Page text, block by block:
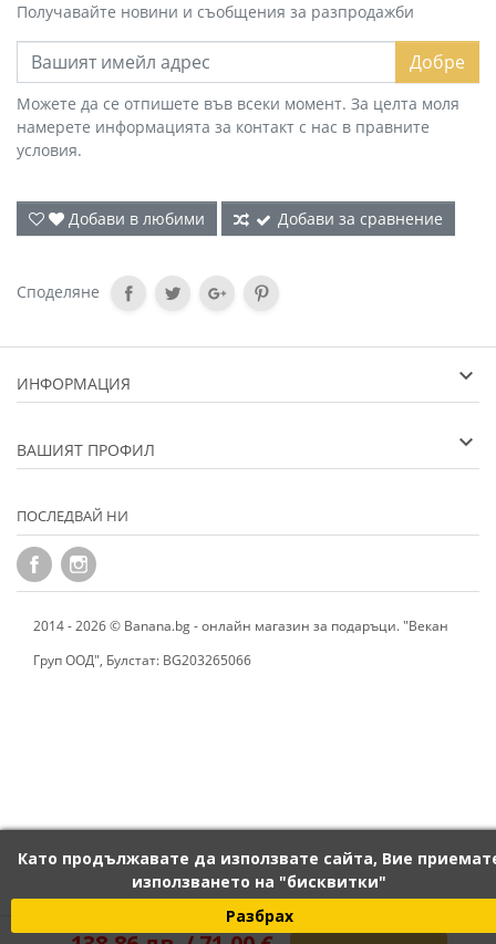
Като продължавате да използвате сайта, Вие
използването на "бисквитки"
Разбрах
Получавайте новини и съобщения за разпродажби
Добре
Можете да се отпишете във всеки момент. За целта моля
намерете информацията за контакт с нас в правните
условия.
Добави в любими Добави за сравнение
Споделяне
ИНФОРМАЦИЯ
ВАШИЯТ ПРОФИЛ
ПОСЛЕДВАЙ НИ
2014 - 2026 © Banana.bg - онлайн магазин за подаръци. "Векан
Груп ООД", Булстат: BG203265066